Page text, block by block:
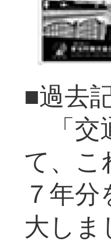
■過去
「交
て、こ
７年
大